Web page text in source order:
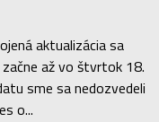
aktualizácia sa
začne až vo štvrtok 18.
sme sa nedozvedeli
o...